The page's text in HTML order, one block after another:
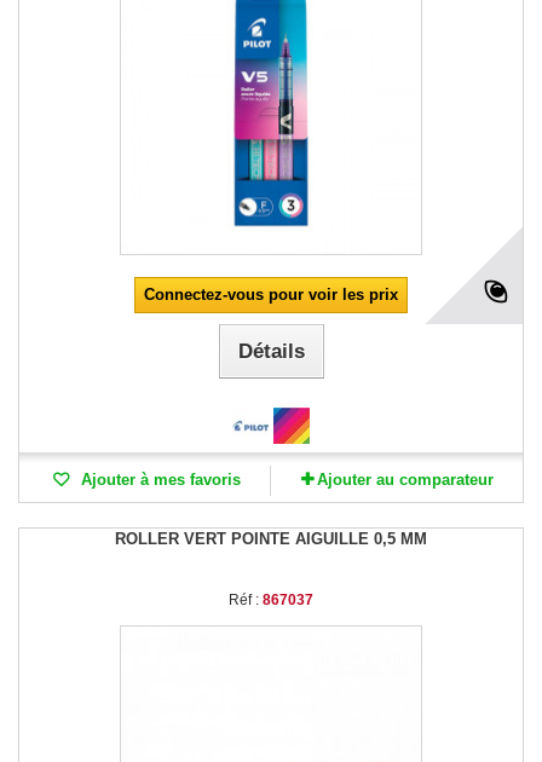
Connectez-vous pour voir les prix
Détails
Ajouter à mes favoris Ajouter au comparateur
ROLLER VERT POINTE AIGUILLE 0,5 MM
Réf : 867037